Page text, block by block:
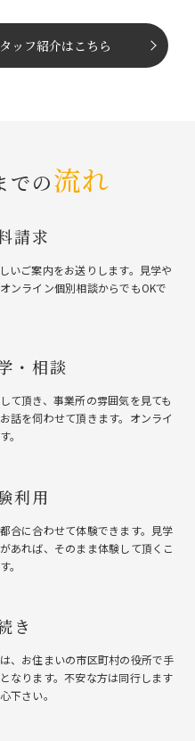
ッフ紹介はこちら
での流れ
請求
いご案内をお送りします。⾒学や
ンライン個別相談からでもOKで
・相談
て頂き、事業所の雰囲気を⾒ても
話を伺わせて頂きます。オンライ
。
利⽤
合に合わせて体験できます。⾒学
あれば、そのまま体験して頂くこ
。
き
、お住まいの市区町村の役所で⼿
なります。不安な⽅は同⾏します
下さい。